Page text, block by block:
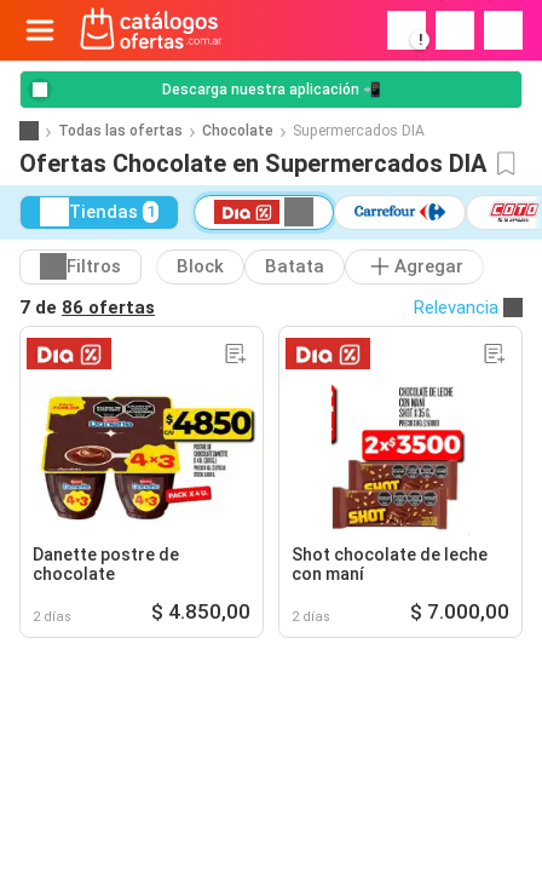
!
Descarga nuestra aplicación 📲
Todas las ofertas Chocolate Supermercados DIA
Ofertas Chocolate en Supermercados DIA
Tiendas 1
Filtros Block Batata
Agregar
7 de 86 ofertas Relevancia
Danette postre de
chocolate
2 días $ 4.850,00
Shot chocolate de leche
con maní
2 días $ 7.000,00